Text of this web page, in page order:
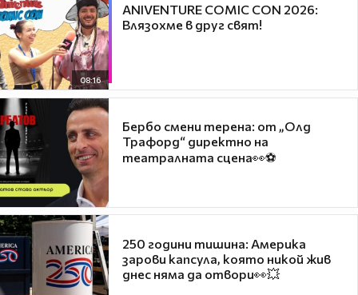
08:16
ANIVENTURE COMIC CON 2026:
Влязохме в друг свят!
Бербо смени терена: от „Олд
Трафорд“ директно на
театралната сцена👀⚽
250 години тишина: Америка
зарови капсула, която никой жив
днес няма да отвори👀💥